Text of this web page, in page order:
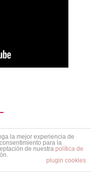
la mejor experiencia de
para la
de nuestra política de
plugin cookies